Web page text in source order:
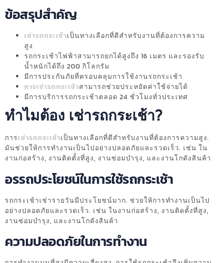
ข้อสรุปสำคัญ
เช่ารถกระเช้าเป็นทางเลือกที่ดีสำหรับงานที่ต้องการความ
สูง
รถกระเช้าไฟฟ้าสามารถยกได้สูงถึง 16 เมตร และรองรับ
น้ำหนักได้ถึง 200 กิโลกรัม
มีการประกันภัยที่ครอบคลุมการใช้งานรถกระเช้า
การเช่ารถกระเช้าสามารถช่วยประหยัดค่าใช้จ่ายได้
มีการบริการรถกระเช้าตลอด 24 ชั่วโมงทั่วประเทศ
ทำไมต้อง เช่ารถกระเช้า?
การเช่ารถกระเช้าเป็นทางเลือกที่ดีสำหรับงานที่ต้องการความสูง.
มันช่วยให้การทำงานเป็นไปอย่างปลอดภัยและรวดเร็ว. เช่น ใน
งานก่อสร้าง, งานติดตั้งที่สูง, งานซ่อมบำรุง, และงานโกดังสินค้า
อรรถประโยชน์ในการใช้รถกระเช้า
รถกระเช้าเช่ารายวันมีประโยชน์มาก. ช่วยให้การทำงานเป็นไป
อย่างปลอดภัยและรวดเร็ว. เช่น ในงานก่อสร้าง, งานติดตั้งที่สูง,
งานซ่อมบำรุง, และงานโกดังสินค้า
ความปลอดภัยในการทำงาน